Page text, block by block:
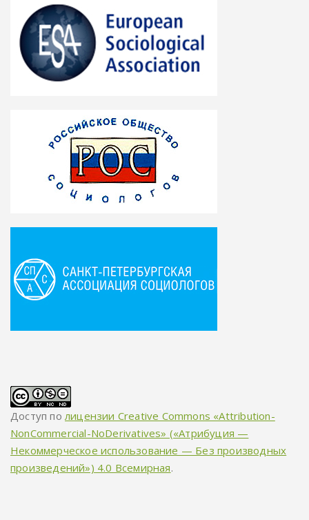
Доступ по лицензии Creative Commons «Attribution-
NonCommercial-NoDerivatives» («Атрибуция —
Некоммерческое использование — Без производных
произведений») 4.0 Всемирная.